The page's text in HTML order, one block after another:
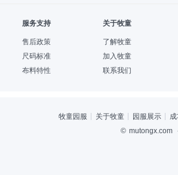
服务支持
售后政策
尺码标准
布料特性
关于牧童
了解牧童
加入牧童
联系我们
牧童园服 关于牧童 园服展示
© mutongx.com